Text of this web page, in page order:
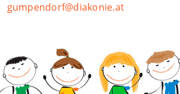
gumpendorf@diakonie.at